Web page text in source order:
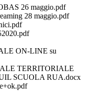
26 maggio.pdf
28 maggio.pdf
ON-LINE su
TERRITORIALE
SCUOLA RUA.docx